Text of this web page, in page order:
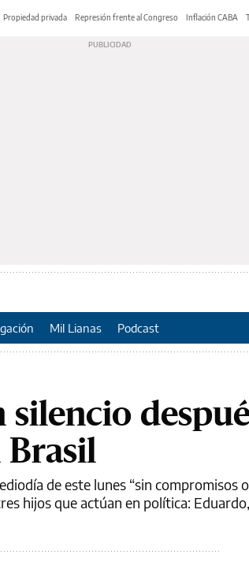
Propiedad privada Represión frente al Congreso Inflación CABA
Mil Lianas Podcast
de este lunes “sin compromisos
hijos que actúan en política: